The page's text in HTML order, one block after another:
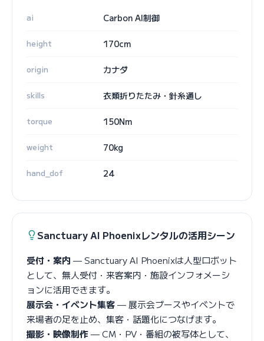
ai Carbon AI制御
height 170cm
origin カナダ
skills 衣類折りたたみ・針糸通し
torque 150Nm
weight 70kg
hand_dof 24
Sanctuary AI Phoenixレンタルの活用シーン
受付・案内 — Sanctuary AI Phoenixは人型ロボット
として、無人受付・来客案内・施設インフォメーシ
ョンに活用できます。
展示会・イベント集客— 展示会ブースやイベントで
来場者の足を止め、集客・話題化につなげます。
撮影・映像制作— CM・PV・番組の被写体として、